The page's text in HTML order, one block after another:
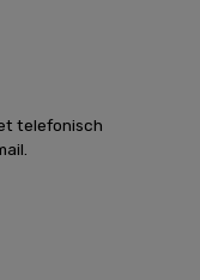
telefonisch